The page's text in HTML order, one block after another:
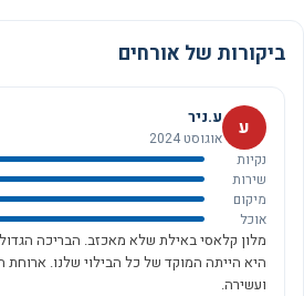
ביקורות של אורחים
ע ע.ניר
אוגוסט 2024
נקיות
שירות
מיקום
אוכל
מלון קלאסי באילת שלא מאכזב. הבריכה
היא הייתה המוקד של כל הבילוי שלנו. ארוחת
ועשירה.